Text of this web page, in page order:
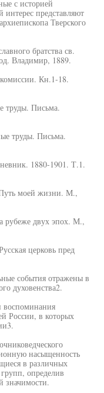
с историей
представляют
Тверского
братства св.
Владимир, 1889.
Кн.1-18.
труды. Письма.
труды. Письма.
1880-1901. Т.1.
моей жизни. М.,
рубеже двух эпох. М.,
церковь пред
события отражены в
духовенства2.
воспоминания
России, в которых
насыщенность
в различных
определив
значимости.